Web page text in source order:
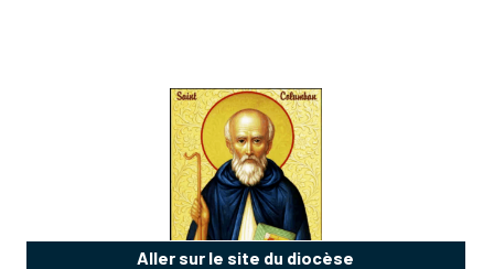
Aller sur le site du diocèse